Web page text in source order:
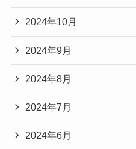
2024年10月
2024年9月
2024年8月
2024年7月
2024年6月